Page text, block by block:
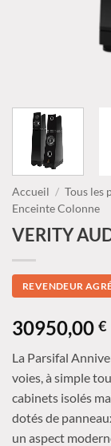
Accueil / Tous les
Enceinte Colonne
VERITY
REVENDEUR
30950,00 €
La Parsifal
voies, à simple
cabinets isolés
dotés de
un aspect